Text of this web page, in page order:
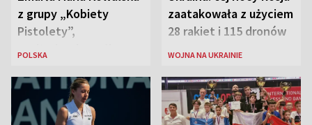
z grupy „Kobiety
Pistolety”,
sanitariuszka pułku
POLSKA
zaatakowała z użyciem
28 rakiet i 115 dronów
WOJNA NA UKRAINIE